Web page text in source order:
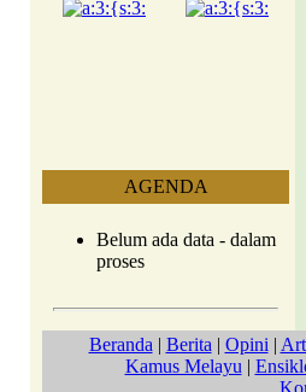
AGENDA
Belum ada data - dalam
proses
Beranda | Berita | Opini |
Kamus Melayu |